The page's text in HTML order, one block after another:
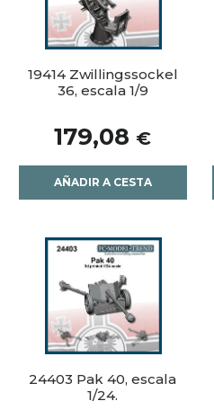
19414 Zwillingssockel
36, escala 1/9
179,08 €
AÑADIR A CESTA
24403 Pak 40, escala
1/24.